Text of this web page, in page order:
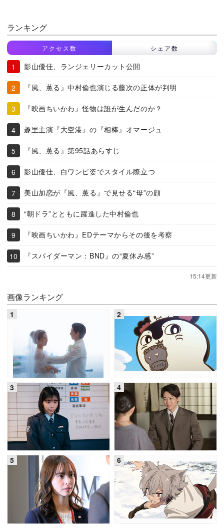
ランキング
アクセス数 シェア数
影山優佳、ランジェリーカット公開
『風、薫る』中村倫也演じる藤次の正体が判明
『映画ちいかわ』怪物は誰が生んだのか？
趣里主演『大空港』の『相棒』オマージュ
『風、薫る』第95話あらすじ
影山優佳、白ワンピ姿でスタイル際立つ
美山加恋が『風、薫る』で見せる“母”の顔
“朝ドラ”とともに躍進した中村倫也
『映画ちいかわ』EDテーマからその後を考察
『スパイダーマン：BND』の“夏休み感”
15:14更新
画像ランキング